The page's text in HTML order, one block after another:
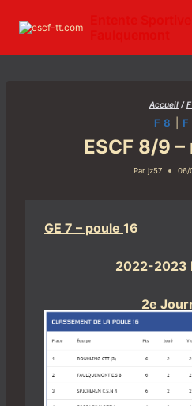
contenu
Accueil /
F 8 F
ESCF 8/9
Par jz57 06/
GE 7 – poule 16
2022-2023
2e